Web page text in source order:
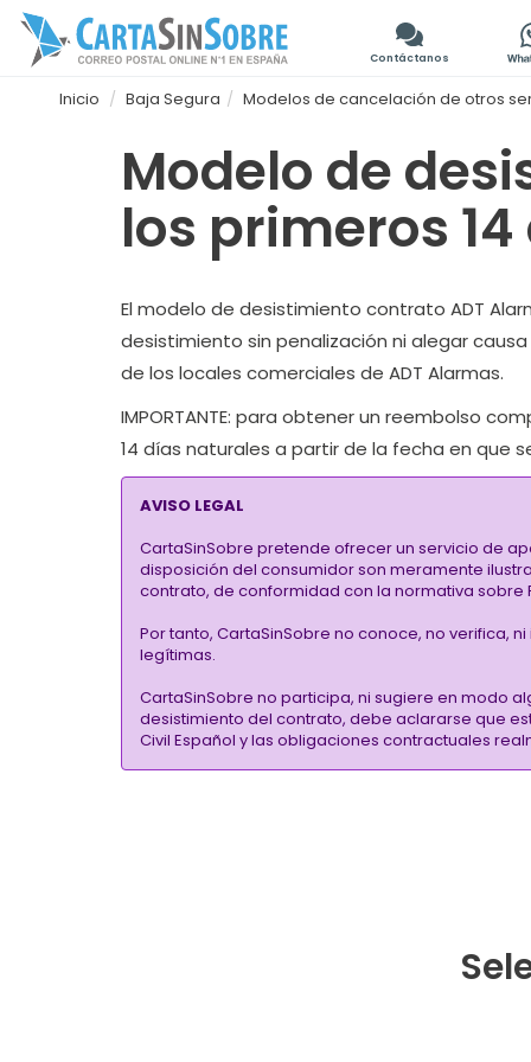
Contáctanos
Inicio Baja Segura Modelos de cancelación de otros
Modelo de
los primeros
El modelo de desistimiento contrato ADT
desistimiento sin penalización ni alegar
de los locales comerciales de ADT Alarmas.
IMPORTANTE: para obtener un reembolso
14 días naturales a partir de la fecha en que
AVISO LEGAL
CartaSinSobre pretende ofrecer un servicio de
disposición del consumidor son meramente
contrato, de conformidad con la normativa sobre
Por tanto, CartaSinSobre no conoce, no verifica,
legítimas.
CartaSinSobre no participa, ni sugiere en modo
desistimiento del contrato, debe aclararse que
Civil Español y las obligaciones contractuales